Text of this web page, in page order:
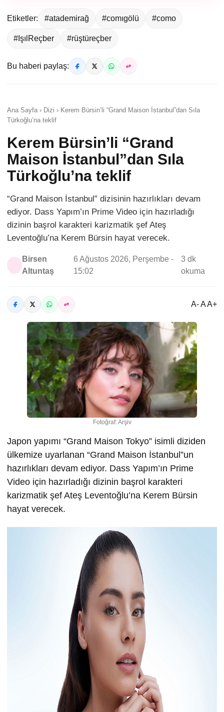
Etiketler: #atademirağ #comıgölü #como
#IşılReçber #rüştüreçber
Bu haberi paylaş:
Ana Sayfa › Dizi › Kerem Bürsin’li “Grand Maison İstanbul”dan Sıla
Türkoğlu’na teklif
Kerem Bürsin’li “Grand
Maison İstanbul”dan Sıla
Türkoğlu’na teklif
“Grand Maison İstanbul” dizisinin hazırlıkları devam
ediyor. Dass Yapım’ın Prime Video için hazırladığı
dizinin başrol karakteri karizmatik şef Ateş
Leventoğlu’na Kerem Bürsin hayat verecek.
Birsen
Altuntaş
6 Ağustos 2026, Perşembe -
15:02
3 dk
okuma
A- A A+
Fotoğraf: Arşiv
Japon yapımı “Grand Maison Tokyo” isimli diziden
ülkemize uyarlanan “Grand Maison İstanbul”un
hazırlıkları devam ediyor. Dass Yapım’ın Prime
Video için hazırladığı dizinin başrol karakteri
karizmatik şef Ateş Leventoğlu’na Kerem Bürsin
hayat verecek.